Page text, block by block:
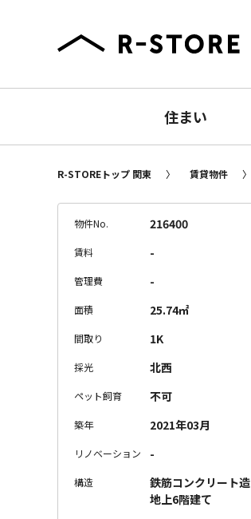
住まい
R-STOREトップ 関東 賃貸物件
物件No. 216400
賃料 -
管理費 -
面積 25.74㎡
間取り 1K
採光 北西
ペット飼育 不可
築年 2021年03月
リノベーション -
構造
鉄筋コンクリート造
地上6階建て